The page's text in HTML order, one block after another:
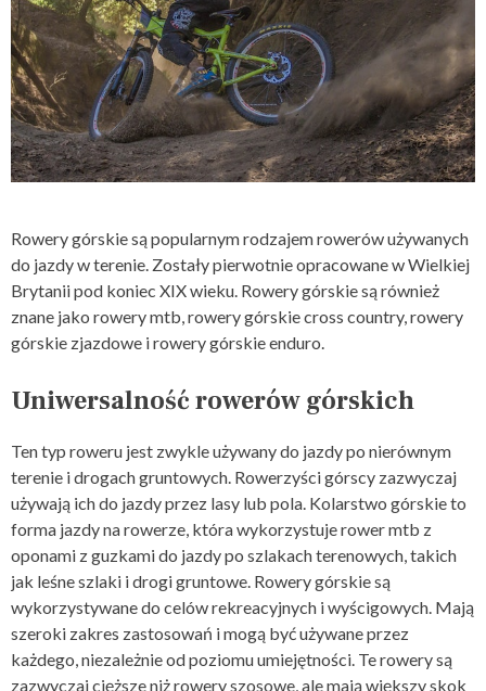
Rowery górskie są popularnym rodzajem rowerów używanych
do jazdy w terenie. Zostały pierwotnie opracowane w Wielkiej
Brytanii pod koniec XIX wieku. Rowery górskie są również
znane jako rowery mtb, rowery górskie cross country, rowery
górskie zjazdowe i rowery górskie enduro.
Uniwersalność rowerów górskich
Ten typ roweru jest zwykle używany do jazdy po nierównym
terenie i drogach gruntowych. Rowerzyści górscy zazwyczaj
używają ich do jazdy przez lasy lub pola. Kolarstwo górskie to
forma jazdy na rowerze, która wykorzystujerower mtb z
oponami z guzkami do jazdy po szlakach terenowych, takich
jak leśne szlaki i drogi gruntowe. Rowery górskie są
wykorzystywane do celów rekreacyjnych i wyścigowych. Mają
szeroki zakres zastosowań i mogą być używane przez
każdego, niezależnie od poziomu umiejętności. Te rowery są
zazwyczaj cięższe niż rowery szosowe, ale mają większy skok